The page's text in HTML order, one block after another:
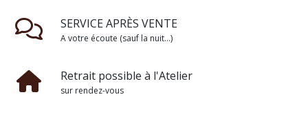
SERVICE APRÈS VENTE
A votre écoute (sauf la nuit...)
Retrait possible à l'Atelier
sur rendez-vous